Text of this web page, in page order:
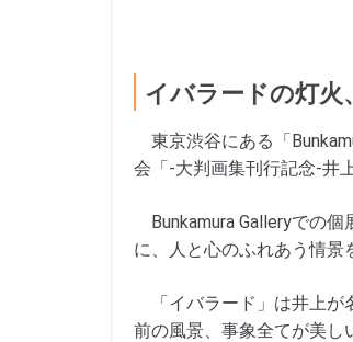
イバラードの灯火
東京渋谷にある「
会「-大判画集刊行記念-井
Bunkamura Galleryでの
に、人と心のふれあう情景
「イバラード」は井上が
前の風景、事象全てが美し